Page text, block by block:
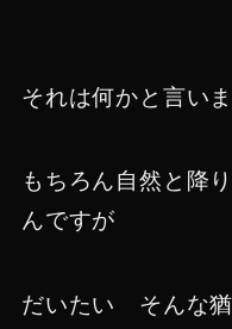
それは何かと言い
もちろん自然と降
んですが
だいたい そんな